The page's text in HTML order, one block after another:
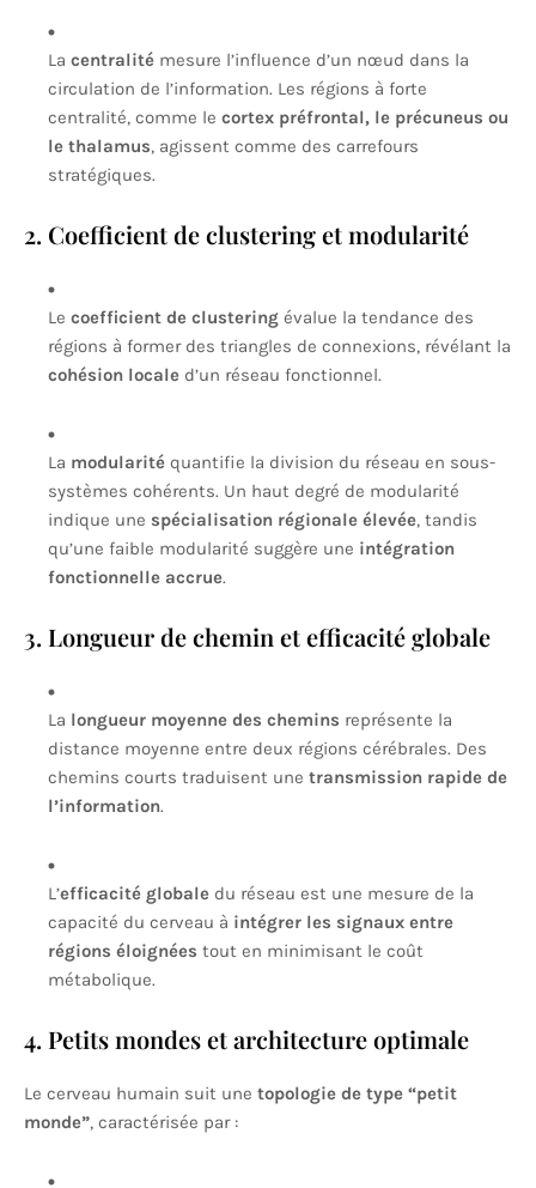
La centralité mesure l’influence d’un nœud dans la
circulation de l’information. Les régions à forte
centralité, comme le cortex préfrontal, le précuneus ou
le thalamus, agissent comme des carrefours
stratégiques.
2. Coefficient de clustering et modularité
Le coefficient de clustering évalue la tendance des
régions à former des triangles de connexions, révélant la
cohésion locale d’un réseau fonctionnel.
La modularité quantifie la division du réseau en sous-
systèmes cohérents. Un haut degré de modularité
indique une spécialisation régionale élevée, tandis
qu’une faible modularité suggère une intégration
fonctionnelle accrue.
3. Longueur de chemin et efficacité globale
La longueur moyenne des chemins représente la
distance moyenne entre deux régions cérébrales. Des
chemins courts traduisent une transmission rapide de
l’information.
L’efficacité globale du réseau est une mesure de la
capacité du cerveau à intégrer les signaux entre
régions éloignées tout en minimisant le coût
métabolique.
4. Petits mondes et architecture optimale
Le cerveau humain suit une topologie de type “petit
monde”, caractérisée par :